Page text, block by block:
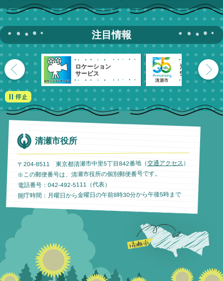
注目情報
ロケーション
サービス
清瀬市
55周年記念
清瀬市役所
〒204-8511 東京都清瀬市中里5丁目842番地（交通アクセス ）
※この郵便番号は、清瀬市役所の個別郵便番号です。
電話番号：042-492-5111（代表）
開庁時間：月曜日から金曜日の午前8時30分から午後5時まで